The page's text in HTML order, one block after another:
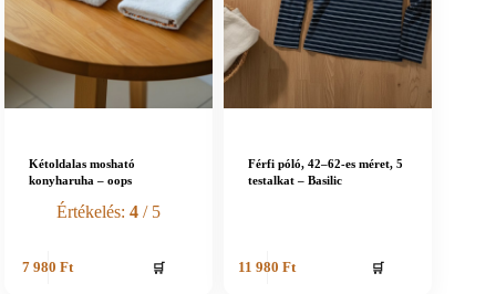
Kétoldalas mosható
konyharuha – oops
Értékelés:4 / 5
7 980Ft 🛒
Férfi póló, 42–62-es méret, 5
testalkat – Basilic
11 980Ft 🛒